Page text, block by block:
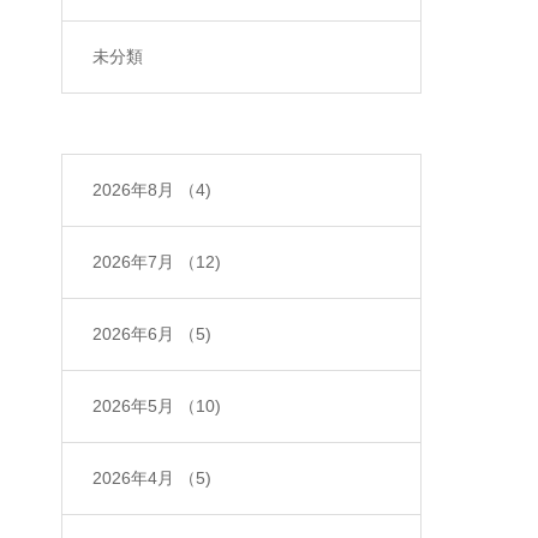
未分類
2026年8月 （4)
2026年7月 （12)
2026年6月 （5)
2026年5月 （10)
2026年4月 （5)